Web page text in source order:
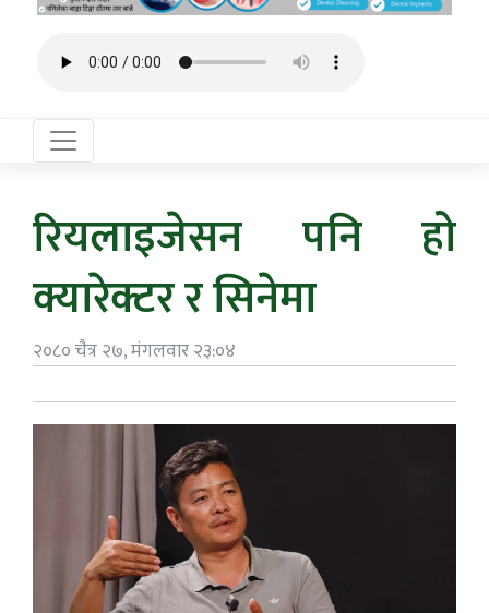
रियलाइजेसन पनि हो
क्यारेक्टर र सिनेमा
२०८० चैत्र २७, मंगलवार २३:०४